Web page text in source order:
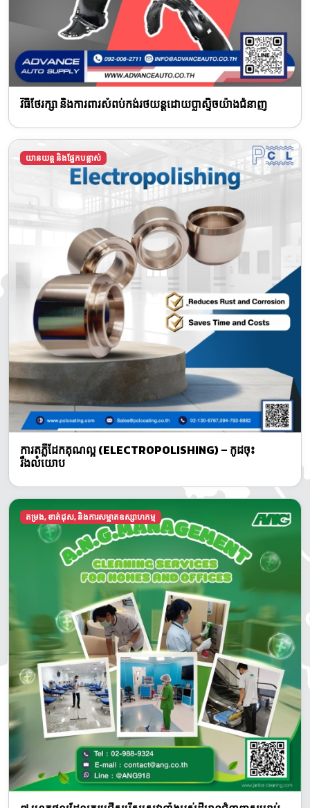
វិធីថែរក្សា និងការពារសំពប់កង់រថយន្តដោយប្លាស្ទិចយ៉ាងជំនាញ
យានយន្ត និងផ្នែកបន្លាស់
ការតភ្លឺដែកគុណល្អ (ELECTROPOLISHING) – កូដចុះ
រឹងលំយោប
តម្រង, ខាត់ដុស, និងការសម្អាតឧស្សាហកម្ម